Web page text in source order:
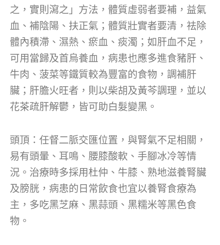
之，實則瀉之」方法，體質虛弱者要補，益氣
血、補陰陽、扶正氣；體質壯實者要清，祛除
體內積滯、濕熱、瘀血、痰濁；如肝血不足，
可用當歸及首烏養血，病患也應多進食豬肝、
牛肉、菠菜等鐵質較為豐富的食物，調補肝
臟；肝膽火旺者，則以柴胡及黃芩調理，並以
花茶疏肝解鬱，皆可助白髮變黑。
頭頂：任督二脈交匯位置，與腎氣不足相關，
易有頭暈、耳鳴、腰膝酸軟、手腳冰冷等情
況。治療時多採用杜仲、牛膝、熟地滋養腎臟
及膀胱，病患的日常飲食也宜以養腎食療為
主，多吃黑芝麻、黑蒜頭、黑糯米等黑色食
物。